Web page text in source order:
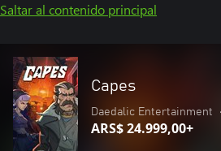
Saltar al contenido principal
Capes
Daedalic Entertainment •
ARS$ 24.999,00+